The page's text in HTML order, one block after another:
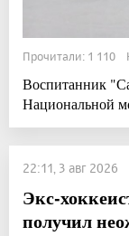
Прочитали: 1 110
Воспитанник
Национальной
22:11, 3 авг 2026
Экс-
получил